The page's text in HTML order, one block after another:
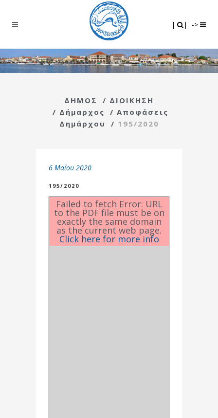
| | ->
ΔΗΜΟΣ / ΔΙΟΙΚΗΣΗ
/ Δήμαρχος / Αποφάσεις
Δημάρχου
/ 195/2020
6 Μαΐου 2020
195/2020
Failed to fetch Error: URL
to the PDF file must be on
exactly the same domain
as the current web page.
Click here for more info